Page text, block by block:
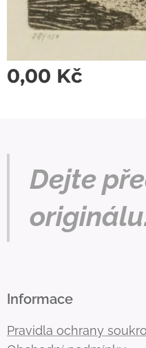
0,00 Kč
Dejte
Informace
Pravidla ochrany